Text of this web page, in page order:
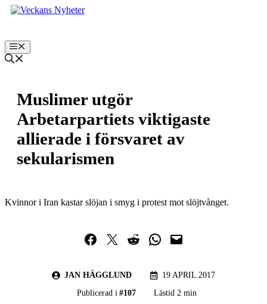
Hoppa
Meny
Muslimer utgör
Arbetarpartiets viktigaste
allierade i försvaret av
sekularismen
Kvinnor i Iran kastar slöjan i smyg i protest mot slöjtvånget.
Dela på Facebook
Dela på TwitterDela på RedditDela i WhatsApp
Maila en länk
JAN HÄGGLUND
19 APRIL 2017
Publicerad i #107 Lästid 2 min